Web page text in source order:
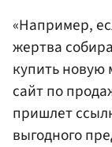
«Например,
жертва
купить
сайт по
пришлет
выгодного